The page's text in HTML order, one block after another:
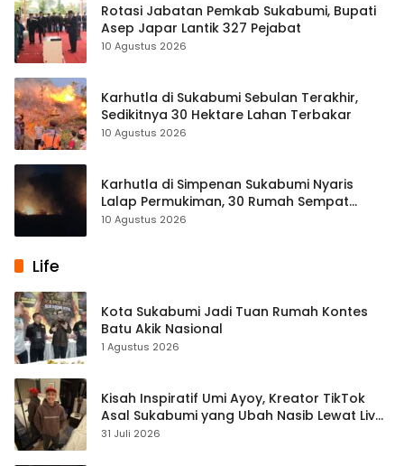
Rotasi Jabatan Pemkab Sukabumi, Bupati
Asep Japar Lantik 327 Pejabat
10 Agustus 2026
Karhutla di Sukabumi Sebulan Terakhir,
Sedikitnya 30 Hektare Lahan Terbakar
10 Agustus 2026
Karhutla di Simpenan Sukabumi Nyaris
Lalap Permukiman, 30 Rumah Sempat
Terancam
10 Agustus 2026
Life
Kota Sukabumi Jadi Tuan Rumah Kontes
Batu Akik Nasional
1 Agustus 2026
Kisah Inspiratif Umi Ayoy, Kreator TikTok
Asal Sukabumi yang Ubah Nasib Lewat Live
Streaming
31 Juli 2026